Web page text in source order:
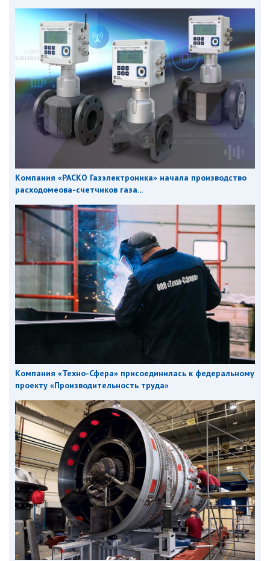
Компания «РАСКО Газэлектроника» начала производство
расходомеова-счетчиков газа...
Компания «Техно-Сфера» присоединилась к федеральному
проекту «Производительность труда»